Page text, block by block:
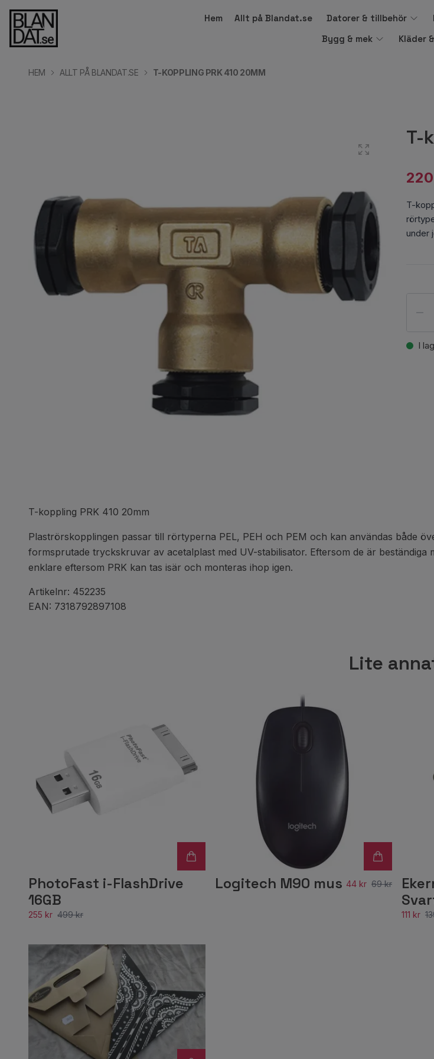
Hem Allt på Blandat.se Datorer & tillbehör
Bygg & mek
Kläder
HEM ALLT PÅ BLANDAT.SE T-KOPPLING PRK 410 20MM
T-
T-
under
I
T-koppling PRK 410 20mm
Plaströrskopplingen passar till rörtyperna PEL, PEH och PEM och kan användas både
formsprutade tryckskruvar av acetalplast med UV-stabilisator. Eftersom de är
enklare eftersom PRK kan tas isär och monteras ihop igen.
Artikelnr: 452235
EAN: 7318792897108
Lite
PhotoFast i-FlashDrive
16GB
255 kr 499 kr
Logitech M90 mus 44 kr 69 kr
111 kr